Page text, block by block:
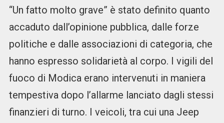
“Un fatto molto grave” è stato definito quanto
accaduto dall’opinione pubblica, dalle forze
politiche e dalle associazioni di categoria, che
hanno espresso solidarietà al corpo. I vigili del
fuoco di Modica erano intervenuti in maniera
tempestiva dopo l’allarme lanciato dagli stessi
finanzieri di turno. I veicoli, tra cui una Jeep